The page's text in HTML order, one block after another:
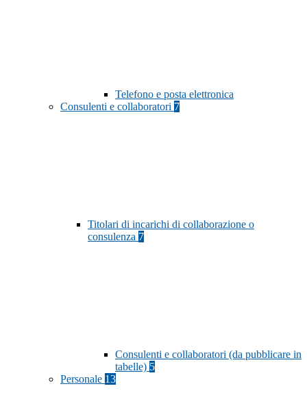
Telefono e posta elettronica
Consulenti e collaboratori 7
Titolari di incarichi di collaborazione o
consulenza 7
Consulenti e collaboratori (da pubblicare in
tabelle) 5
Personale 13